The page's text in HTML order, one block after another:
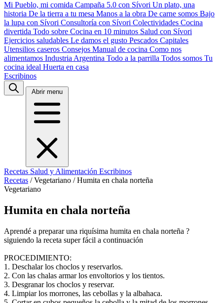
Mi Pueblo, mi comida Campaña 5.0 con Sívori Un plato, una
historia De la tierra a tu mesa Manos a la obra De carne somos Bajo
la lupa con Sívori Consultoría con Sívori Colectividades Cocina
divertida Todo sobre Cocina en 10 minutos Salud con Sívori
Ejercicios saludables Le damos el gusto Pescados Capitales
Utensilios caseros Consejos Manual de cocina Como nos
alimentamos Industria Argentina Todo a la parrilla Todos somos Tu
cocina ideal Huerta en casa
Escribinos
Abrir menu
Recetas Salud y Alimentación Escribinos
Recetas / Vegetariano / Humita en chala norteña
Vegetariano
Humita en chala norteña
Aprendé a preparar una riquísima humita en chala norteña ?
siguiendo la receta super fácil a continuación
PROCEDIMIENTO:
1. Deschalar los choclos y reservarlos.
2. Con las chalas armar los envoltorios y los tientos.
3. Desgranar los choclos y reservar.
4. Limpiar los morrones, las cebollas y la albahaca.